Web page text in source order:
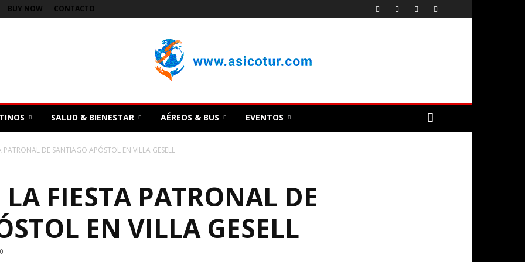
BUY NOW CONTACTO
SALUD & BIENESTAR AÉREOS & BUS EVENTOS
PATRONAL DE SANTIAGO APÓSTOL EN VILLA GESELL
FIESTA PATRONAL DE
EN VILLA GESELL
0